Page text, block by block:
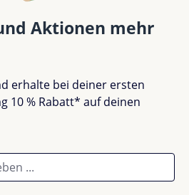
20 x 36 cm
in jede Richtung bewegen kann
EPP-Schaum und
ABS
Frankreich und Odense,
langlebig
gefunden. Teile deine
Aktionen mehr
erhalte bei deiner ersten
10 % Rabatt* auf deinen